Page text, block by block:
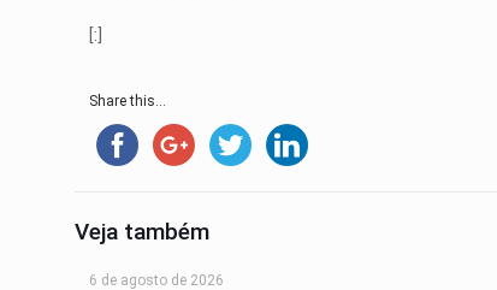
[:]
Share this...
Veja também
6 de agosto de 2026